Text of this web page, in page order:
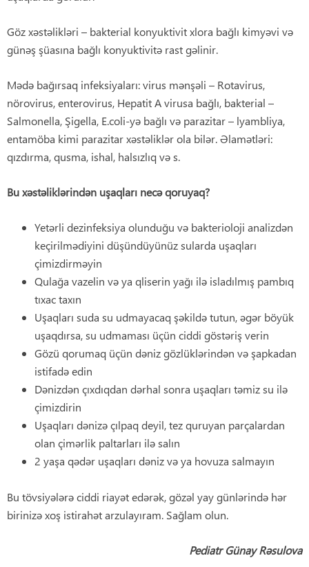
Göz xəstəlikləri – bakterial konyuktivit xlora bağlı kimyəvi və
günəş şüasına bağlı konyuktivitə rast gəlinir.
Mədə bağırsaq infeksiyaları: virus mənşəli – Rotavirus,
nörovirus, enterovirus, Hepatit A virusa bağlı, bakterial –
Salmonella, Şigella, E.coli-yə bağlı və parazitar – lyambliya,
entamöba kimi parazitar xəstəliklər ola bilər. Əlamətləri:
qızdırma, qusma, ishal, halsızlıq və s.
Buxəstəliklərindən uşaqları necə qoruyaq?
Yetərli dezinfeksiya olunduğu və bakterioloji analizdən
keçirilmədiyini düşündüyünüz sularda uşaqları
çimizdirməyin
Qulağa vazelin və ya qliserin yağı ilə isladılmış pambıq
tıxac taxın
Uşaqları suda su udmayacaq şəkildə tutun, əgər böyük
uşaqdırsa, su udmaması üçün ciddi göstəriş verin
Gözü qorumaq üçün dəniz gözlüklərindən və şapkadan
istifadə edin
Dənizdən çıxdıqdan dərhal sonra uşaqları təmiz su ilə
çimizdirin
Uşaqları dənizə çılpaq deyil, tez quruyan parçalardan
olan çimərlik paltarları ilə salın
2 yaşa qədər uşaqları dəniz və ya hovuza salmayın
Bu tövsiyələrə ciddi riayət edərək, gözəl yay günlərində hər
birinizə xoş istirahət arzulayıram. Sağlam olun.
Pediatr Günay Rəsulova